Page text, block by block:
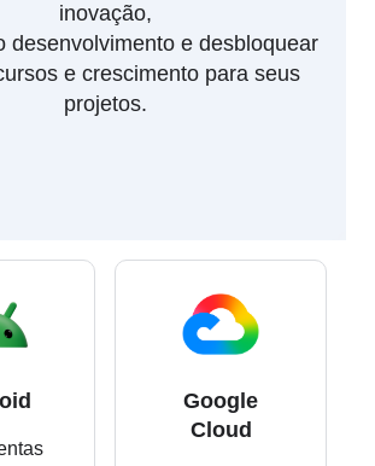
inovação,
desenvolvimento e desbloquear
e crescimento para seus
projetos.
Google
Cloud